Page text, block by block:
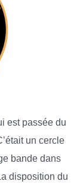
est passée du
un cercle
bande dans
disposition du